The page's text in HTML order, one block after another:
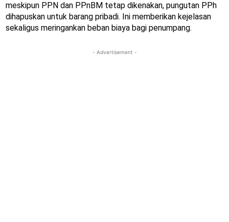
meskipun PPN dan PPnBM tetap dikenakan, pungutan PPh
dihapuskan untuk barang pribadi. Ini memberikan kejelasan
sekaligus meringankan beban biaya bagi penumpang.
- Advertisement -